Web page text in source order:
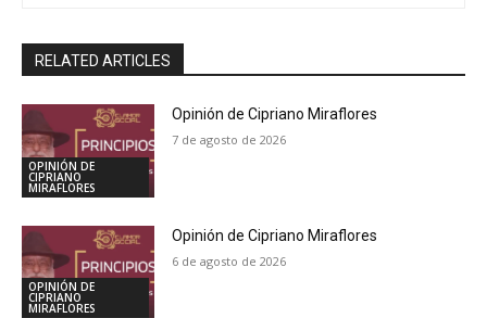
RELATED ARTICLES
OPINIÓN DE
CIPRIANO
MIRAFLORES
Opinión de Cipriano Miraflores
7 de agosto de 2026
OPINIÓN DE
CIPRIANO
MIRAFLORES
Opinión de Cipriano Miraflores
6 de agosto de 2026